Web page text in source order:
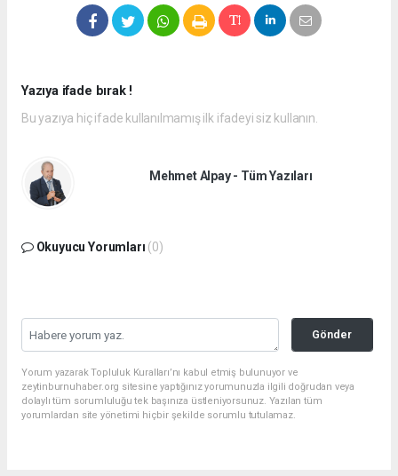
Yazıya ifade bırak !
Bu yazıya hiç ifade kullanılmamış ilk ifadeyi siz kullanın.
Mehmet Alpay - Tüm Yazıları
Okuyucu Yorumları (0)
Gönder
Yorum yazarak Topluluk Kuralları’nı kabul etmiş bulunuyor ve
zeytinburnuhaber.org sitesine yaptığınız yorumunuzla ilgili doğrudan veya
dolaylı tüm sorumluluğu tek başınıza üstleniyorsunuz. Yazılan tüm
yorumlardan site yönetimi hiçbir şekilde sorumlu tutulamaz.